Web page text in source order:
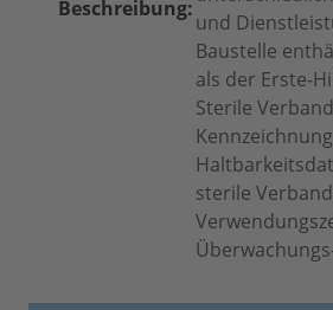
Beschreibung:
und
Baustelle
als der Erste-
Sterile
sterile